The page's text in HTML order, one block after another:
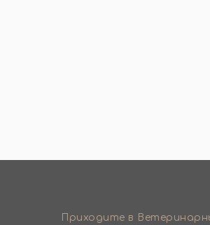
Приходите в